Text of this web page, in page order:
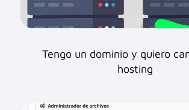
Tengo un dominio y quiero
hosting